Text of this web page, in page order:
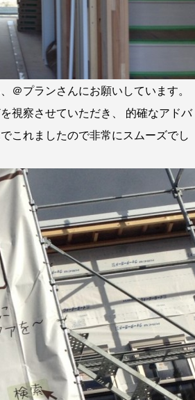
プランさんにお願いしています。
視察させていただき、 的確なアドバ
これましたので非常にスムーズでし